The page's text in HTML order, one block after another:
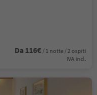
Da 116€ / 1 notte / 2 ospiti
IVA incl.